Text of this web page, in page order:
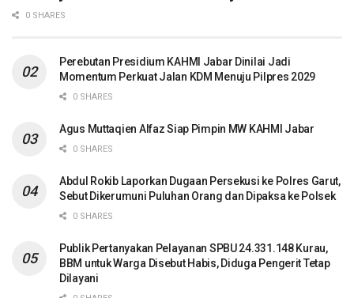
0 SHARES
Perebutan Presidium KAHMI Jabar Dinilai Jadi
Momentum Perkuat Jalan KDM Menuju Pilpres 2029
0 SHARES
Agus Muttaqien Alfaz Siap Pimpin MW KAHMI Jabar
0 SHARES
Abdul Rokib Laporkan Dugaan Persekusi ke Polres Garut,
Sebut Dikerumuni Puluhan Orang dan Dipaksa ke Polsek
0 SHARES
Publik Pertanyakan Pelayanan SPBU 24.331.148 Kurau,
BBM untuk Warga Disebut Habis, Diduga Pengerit Tetap
Dilayani